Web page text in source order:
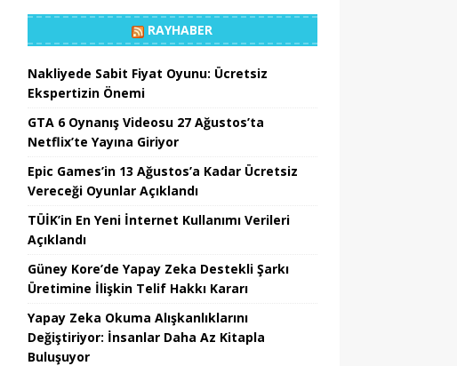
RAYHABER
Nakliyede Sabit Fiyat Oyunu: Ücretsiz
Ekspertizin Önemi
GTA 6 Oynanış Videosu 27 Ağustos’ta
Netflix’te Yayına Giriyor
Epic Games’in 13 Ağustos’a Kadar Ücretsiz
Vereceği Oyunlar Açıklandı
TÜİK’in En Yeni İnternet Kullanımı Verileri
Açıklandı
Güney Kore’de Yapay Zeka Destekli Şarkı
Üretimine İlişkin Telif Hakkı Kararı
Yapay Zeka Okuma Alışkanlıklarını
Değiştiriyor: İnsanlar Daha Az Kitapla
Buluşuyor